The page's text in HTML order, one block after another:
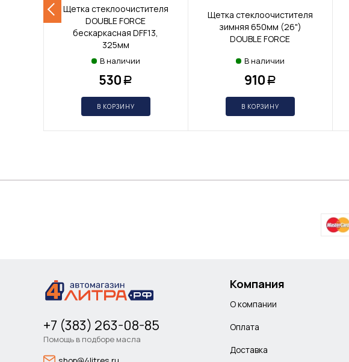
Щетка стеклоочистителя
DOUBLE FORCE
бескаркасная DFF13,
325мм
В наличии
530 Р
В КОРЗИНУ
Щетка стеклоочистителя
зимняя 650мм (26")
DOUBLE FORCE
В наличии
910 Р
В КОРЗИНУ
+7 (383) 263-08-85
Помощь в подборе масла
Компания
О компании
Оплата
Доставка